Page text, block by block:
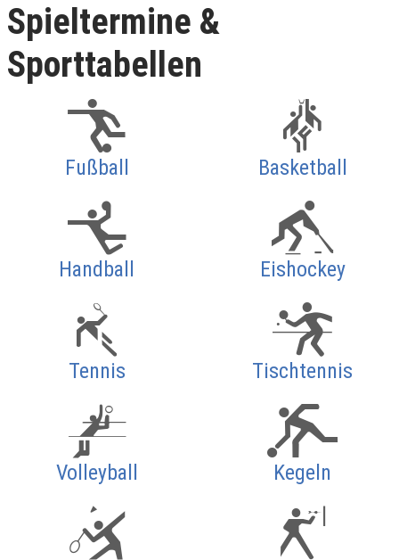
Spieltermine &
Sporttabellen
Fußball Basketball
Handball Eishockey
Tennis Tischtennis
Volleyball Kegeln